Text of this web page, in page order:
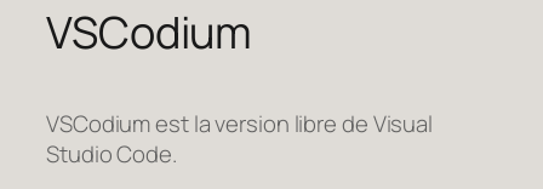
VSCodium
VSCodium est la version libre de Visual
Studio Code.